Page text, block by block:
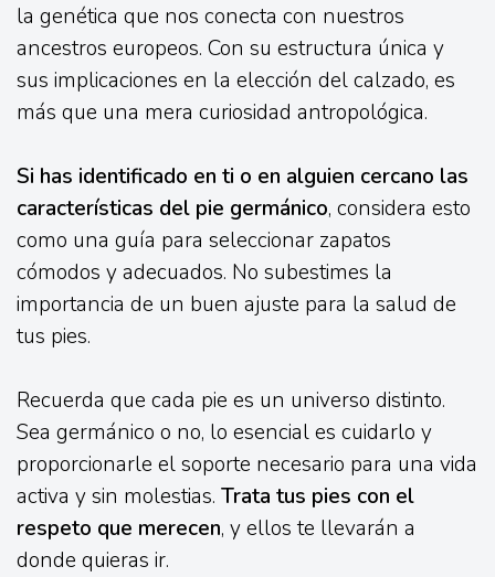
la genética que nos conecta con nuestros
ancestros europeos. Con su estructura única y
sus implicaciones en la elección del calzado, es
más que una mera curiosidad antropológica.
Si has identificado en ti o en alguien cercano las
características del pie germánico, considera esto
como una guía para seleccionar zapatos
cómodos y adecuados. No subestimes la
importancia de un buen ajuste para la salud de
tus pies.
Recuerda que cada pie es un universo distinto.
Sea germánico o no, lo esencial es cuidarlo y
proporcionarle el soporte necesario para una vida
activa y sin molestias. Trata tus pies con el
respeto que merecen, y ellos te llevarán a
donde quieras ir.